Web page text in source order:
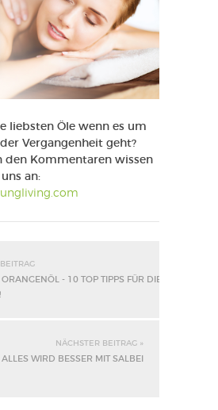
liebsten Öle wenn es um
Vergangenheit geht?
den Kommentaren wissen
an:
- 10 TOP TIPPS FÜR DIE
NÄCHSTER BEITRAG »
ALLES WIRD BESSER MIT SALBEI